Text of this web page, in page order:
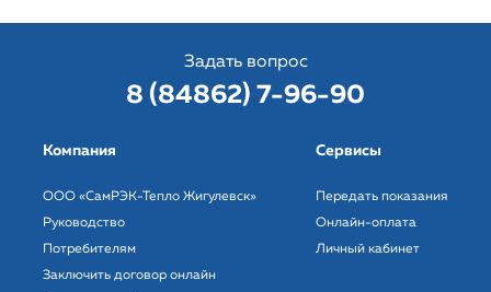
Информация о порядке выполнения
технологических, технических и других мероприятий,
присоединением)
Информация о предложении регулируемой
организации об установлении цен (тарифов) в сфере
теплоснабжения
Задать вопрос
8 (84862) 7-96-90
Компания
ООО «СамРЭК-Тепло Жигулевск»
Руководство
Потребителям
Заключить договор онлайн
Сервисы
Передать показания
Онлайн-оплата
Личный кабинет